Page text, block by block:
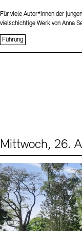
Für viele Autor*innen der
vielschichtige Werk von Anna
Führung
Mittwoch, 26.